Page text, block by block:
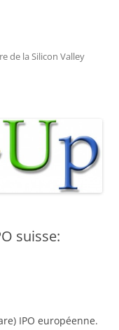
de la Silicon Valley
suisse:
IPO européenne.